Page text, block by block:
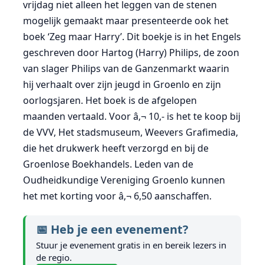
vrijdag niet alleen het leggen van de stenen
mogelijk gemaakt maar presenteerde ook het
boek ‘Zeg maar Harry’. Dit boekje is in het Engels
geschreven door Hartog (Harry) Philips, de zoon
van slager Philips van de Ganzenmarkt waarin
hij verhaalt over zijn jeugd in Groenlo en zijn
oorlogsjaren. Het boek is de afgelopen
maanden vertaald. Voor â‚¬ 10,- is het te koop bij
de VVV, Het stadsmuseum, Weevers Grafimedia,
die het drukwerk heeft verzorgd en bij de
Groenlose Boekhandels. Leden van de
Oudheidkundige Vereniging Groenlo kunnen
het met korting voor â‚¬ 6,50 aanschaffen.
📅 Heb je een evenement?
Stuur je evenement gratis in en bereik lezers in
de regio.